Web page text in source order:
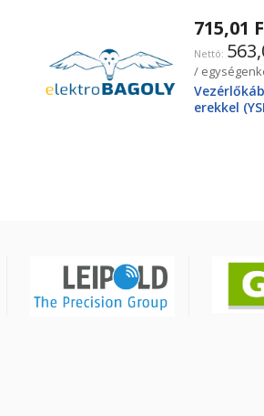
715,01
/
erekkel